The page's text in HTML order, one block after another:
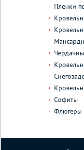
Пленки
Софиты
Флюгеры